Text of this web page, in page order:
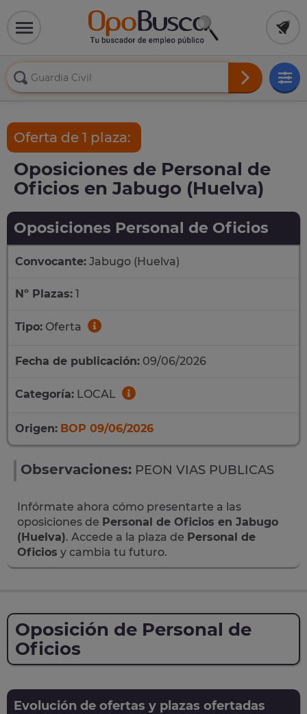
Oferta de 1 plaza:
Oposiciones de Personal de
Oficios en Jabugo (Huelva)
Oposiciones Personal de Oficios
Convocante: Jabugo (Huelva)
Nº Plazas: 1
Tipo: Oferta
Fecha de publicación: 09/06/2026
Categoría: LOCAL
Origen: BOP 09/06/2026
Observaciones: PEON VIAS PUBLICAS
Infórmate ahora cómo presentarte a las
oposiciones de Personal de Oficios en Jabugo
(Huelva). Accede a la plaza de Personal de
Oficios y cambia tu futuro.
Oposición de Personal de
Oficios
Evolución de ofertas y plazas ofertadas